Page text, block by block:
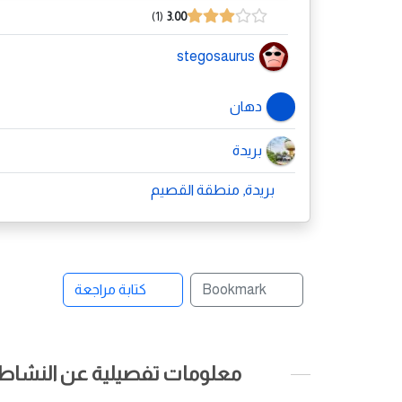
3.00
1
stegosaurus
دهان
بريدة
بريدة, منطقة القصيم
Bookmark كتابة مراجعة
معلومات تفصيلية عن النشاط